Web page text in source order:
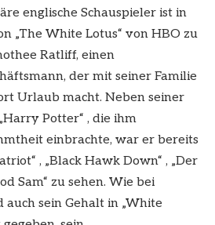
englische Schauspieler ist in
„The White Lotus“ von HBO zu
Ratliff, einen
der mit seiner Familie
Urlaub macht. Neben seiner
Potter“ , die ihm
einbrachte, war er bereits
, „Black Hawk Down“ , „Der
Sam“ zu sehen. Wie bei
sein Gehalt in „White